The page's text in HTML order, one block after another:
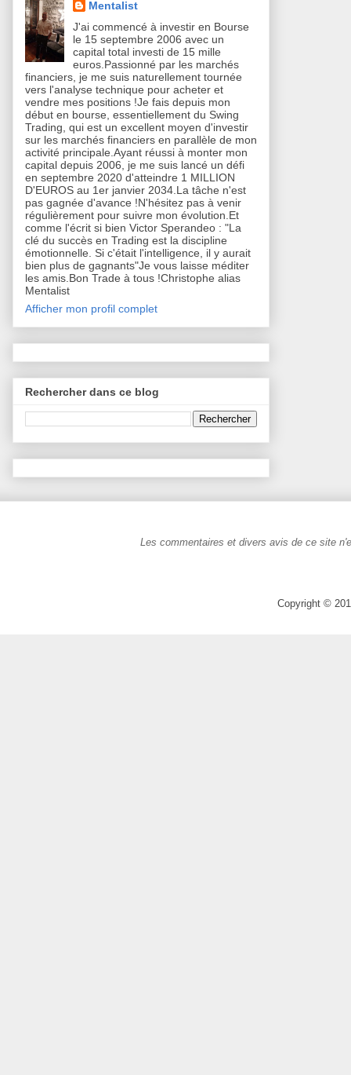
Mentalist
J'ai commencé à investir en Bourse
le 15 septembre 2006 avec un
capital total investi de 15 mille
euros.Passionné par les marchés
financiers, je me suis naturellement tournée
vers l'analyse technique pour acheter et
vendre mes positions !Je fais depuis mon
début en bourse, essentiellement du Swing
Trading, qui est un excellent moyen d'investir
sur les marchés financiers en parallèle de mon
activité principale.Ayant réussi à monter mon
capital depuis 2006, je me suis lancé un défi
en septembre 2020 d'atteindre 1 MILLION
D'EUROS au 1er janvier 2034.La tâche n'est
pas gagnée d'avance !N'hésitez pas à venir
régulièrement pour suivre mon évolution.Et
comme l'écrit si bien Victor Sperandeo : "La
clé du succès en Trading est la discipline
émotionnelle. Si c'était l'intelligence, il y aurait
bien plus de gagnants"Je vous laisse méditer
les amis.Bon Trade à tous !Christophe alias
Mentalist
Afficher mon profil complet
Rechercher dans ce blog
Les commentaires et divers avis de ce site
Copyright ©